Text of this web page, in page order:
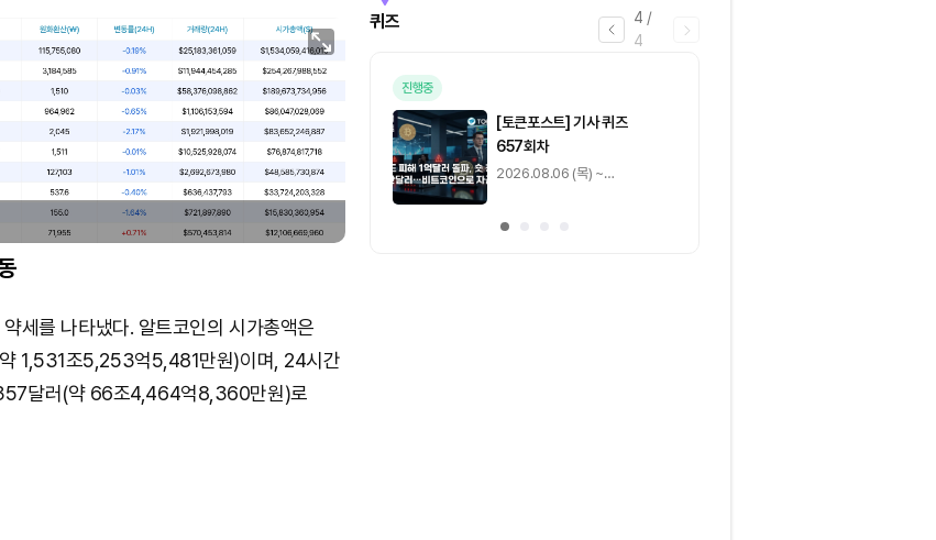
세를 나타냈다. 알트코인의 시가총액은
1,531조5,253억5,481만원)이며, 24시간
달러(약 66조4,464억8,360만원)로
1/
미션
기사 스탬프 0